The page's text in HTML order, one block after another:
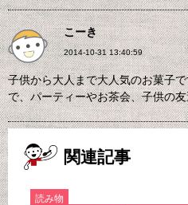
こーき
2014-10-31 13:40:59
子供から大人まで大人気のお菓子
で、パーティーやお茶会、子供の
関連記事
読み物